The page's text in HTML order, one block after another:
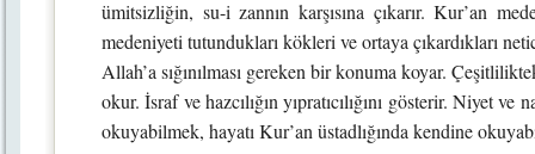
ümitsizliğin, su-i zannın karşısına çıkarır. Kur’an
medeniyeti tutundukları kökleri ve ortaya çıkardıkları
Allah’a sığınılması gereken bir konuma koyar.
okur. İsraf ve hazcılığın yıpratıcılığını gösterir. Niyet
okuyabilmek, hayatı Kur’an üstadlığında kendine